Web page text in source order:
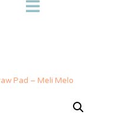
Pad – Meli Melo